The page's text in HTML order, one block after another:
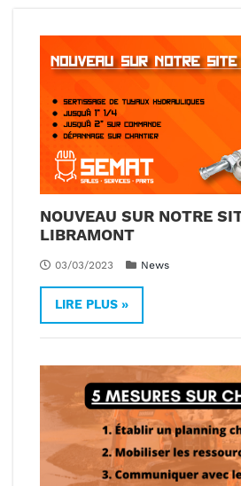
NOUVEAU SUR NOTRE
LIBRAMONT
03/03/2023 News
LIRE PLUS »